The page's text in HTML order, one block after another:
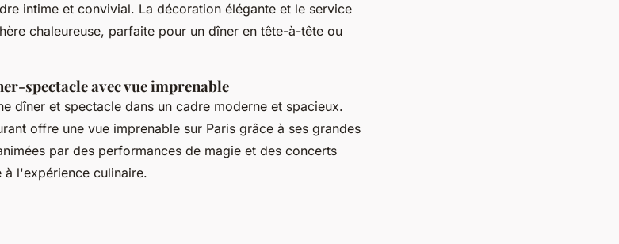
intime et convivial. La décoration élégante et le service
chaleureuse, parfaite pour un dîner en tête-à-tête ou
spectacle avec vue imprenable
dîner et spectacle dans un cadre moderne et spacieux.
offre une vue imprenable sur Paris grâce à ses grandes
par des performances de magie et des concerts
à l'expérience culinaire.